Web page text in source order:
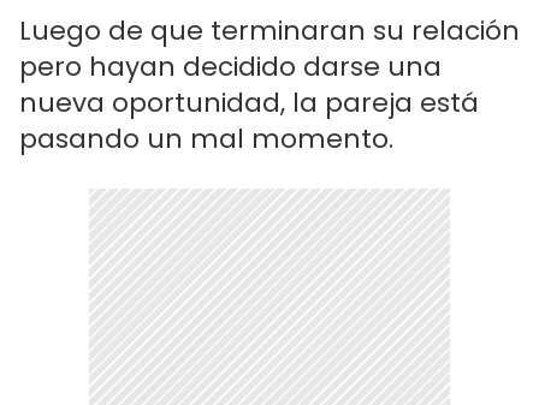
Luego de que terminaran su relación
pero hayan decidido darse una
nueva oportunidad, la pareja está
pasando un mal momento.